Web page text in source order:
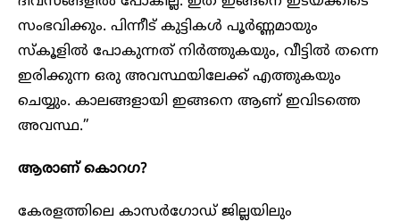
സംഭവിക്കും. പിന്നീട് കുട്ടികൾ പൂർണ്ണമായും
സ്കൂളിൽ പോകുന്നത് നിർത്തുകയും, വീട്ടിൽ തന്നെ
ഇരിക്കുന്ന ഒരു അവസ്ഥയിലേക്ക് എത്തുകയും
ചെയ്യും. കാലങ്ങളായി ഇങ്ങനെ ആണ് ഇവിടത്തെ
അവസ്ഥ.”
ആരാണ് കൊറഗ?
കേരളത്തിലെ കാസർഗോഡ് ജില്ലയിലും